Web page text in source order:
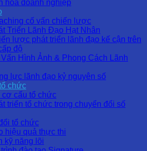
hóa doanh nghiệp
cố vấn chiến lược
Triển Lãnh Đạo Hạt Nhân
lược phát triển lãnh đạo kế cận trên
độ
Hình Ảnh & Phong Cách Lãnh
lực lãnh đạo kỷ nguyên số
chức
cơ cấu tổ chức
triển tổ chức trong chuyển đổi số
tổ chức
hiệu quả thực thi
kỹ năng lõi